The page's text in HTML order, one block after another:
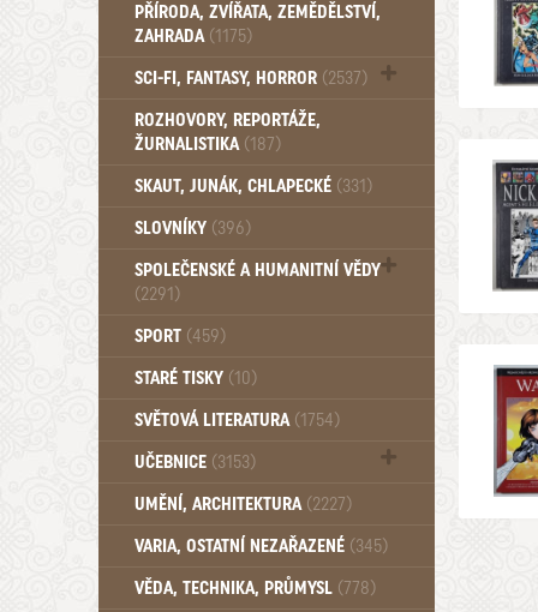
PŘÍRODA, ZVÍŘATA, ZEMĚDĚLSTVÍ,
ZAHRADA (1175)
SCI-FI, FANTASY, HORROR (2537)
UFO (14)
ROZHOVORY, REPORTÁŽE,
ŽURNALISTIKA (187)
SKAUT, JUNÁK, CHLAPECKÉ (331)
SLOVNÍKY (396)
SPOLEČENSKÉ A HUMANITNÍ VĚDY
(2291)
Pedagogika (191)
Psychologie a osobní rozvoj (760)
SPORT (459)
STARÉ TISKY (10)
SVĚTOVÁ LITERATURA (1754)
UČEBNICE (3153)
Učebnice - Jazykové (1297)
Učebnice - VŠ (259)
Učebnice - ZŠ (556)
Učebnice - Ostatní (499)
UMĚNÍ, ARCHITEKTURA (2227)
VARIA, OSTATNÍ NEZAŘAZENÉ (345)
VĚDA, TECHNIKA, PRŮMYSL (778)